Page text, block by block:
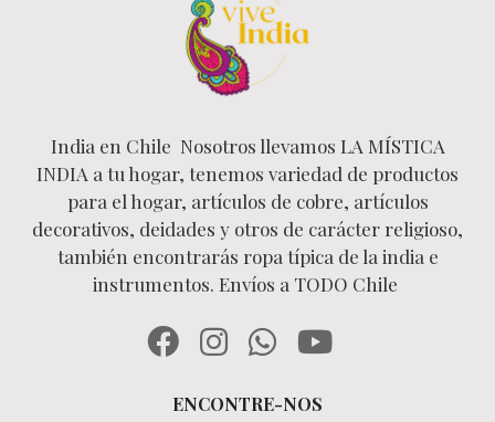
India en Chile Nosotros llevamos LA MÍSTICA
INDIA a tu hogar, tenemos variedad de productos
para el hogar, artículos de cobre, artículos
decorativos, deidades y otros de carácter religioso,
también encontrarás ropa típica de la india e
instrumentos. Envíos a TODO Chile
ENCONTRE-NOS